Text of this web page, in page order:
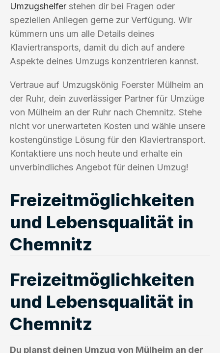
Umzugshelfer stehen dir bei Fragen oder
speziellen Anliegen gerne zur Verfügung. Wir
kümmern uns um alle Details deines
Klaviertransports, damit du dich auf andere
Aspekte deines Umzugs konzentrieren kannst.
Vertraue auf Umzugskönig Foerster Mülheim an
der Ruhr, dein zuverlässiger Partner für Umzüge
von Mülheim an der Ruhr nach Chemnitz. Stehe
nicht vor unerwarteten Kosten und wähle unsere
kostengünstige Lösung für den Klaviertransport.
Kontaktiere uns noch heute und erhalte ein
unverbindliches Angebot für deinen Umzug!
Freizeitmöglichkeiten
und Lebensqualität in
Chemnitz
Freizeitmöglichkeiten
und Lebensqualität in
Chemnitz
Du planst deinen Umzug von Mülheim an der